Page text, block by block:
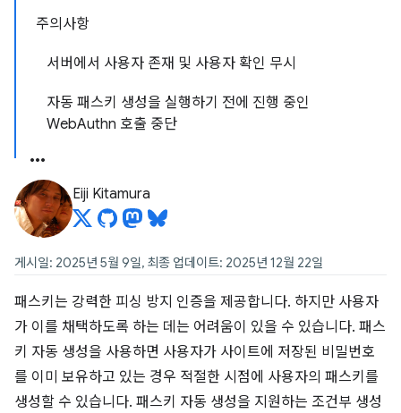
주의사항
서버에서 사용자 존재 및 사용자 확인 무시
자동 패스키 생성을 실행하기 전에 진행 중인
WebAuthn 호출 중단
Eiji Kitamura
게시일: 2025년 5월 9일, 최종 업데이트: 2025년 12월 22일
패스키는 강력한 피싱 방지 인증을 제공합니다. 하지만 사용자
가 이를 채택하도록 하는 데는 어려움이 있을 수 있습니다. 패스
키 자동 생성을 사용하면 사용자가 사이트에 저장된 비밀번호
를 이미 보유하고 있는 경우 적절한 시점에 사용자의 패스키를
생성할 수 있습니다. 패스키 자동 생성을 지원하는 조건부 생성